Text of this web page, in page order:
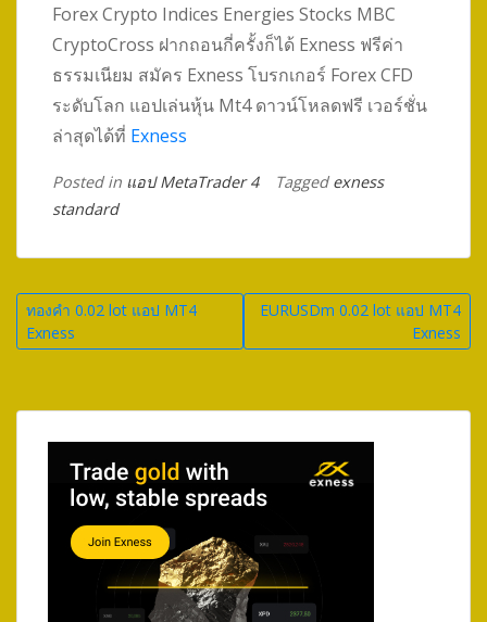
Forex Crypto Indices Energies Stocks MBC
CryptoCross ฝากถอนกี่ครั้งก็ได้ Exness ฟรีค่า
ธรรมเนียม สมัคร Exness โบรกเกอร์ Forex CFD
ระดับโลก แอปเล่นหุ้น Mt4 ดาวน์โหลดฟรี เวอร์ชั่น
ล่าสุดได้ที่ Exness
Posted in แอป MetaTrader 4 Taggedexness
standard
Post
navigation
ทองคำ 0.02 lot แอป MT4
Exness
EURUSDm 0.02 lot แอป MT4
Exness